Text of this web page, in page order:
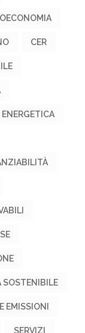
CER
SOSTENIBILE
EMISSIONI
SERVIZI